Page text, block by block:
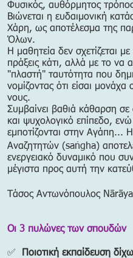
Φυσικός, αυθόρμητος
Βιώνεται η ευδαιμονική
Χάρη, ως αποτέλεσμα της
Όλων.
Η μαθητεία δεν σχετίζεται
πράξεις κάτι, αλλά με το να
"πλαστή" ταυτότητα που
νομίζοντας ότι είσαι μονάχα
νους.
Συμβαίνει βαθιά κάθαρση σε
και ψυχολογικό επίπεδο,
εμποτίζονται στην Αγάπη...
Αναζητητών (saṅgha)
ενεργειακό δυναμικό που
μέγιστα προς αυτή την
Τάσος Αντωνόπουλος
Οι 3 πυλώνες των σπουδών
✅
Ποιοτική εκπαίδευση